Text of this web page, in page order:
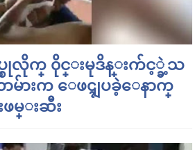
ပ္စုလိုက္ ၀ိုင္းမုဒိန္းက်င့္ခဲ့သ
မ်ားက ေဖၚျပခဲ့ေနာက္
ဖမ္းဆီး